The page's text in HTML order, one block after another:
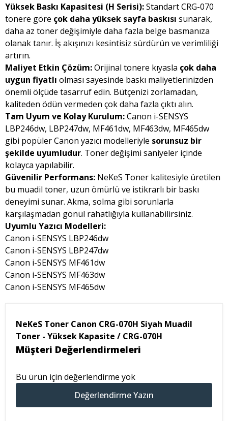
Yüksek Baskı Kapasitesi (H Serisi):Standart CRG-070
tonere göre çok daha yüksek sayfa baskısı sunarak,
daha az toner değişimiyle daha fazla belge basmanıza
olanak tanır. İş akışınızı kesintisiz sürdürün ve verimliliği
artırın.
Maliyet Etkin Çözüm:Orijinal tonere kıyasla çok daha
uygun fiyatlı olması sayesinde baskı maliyetlerinizden
önemli ölçüde tasarruf edin. Bütçenizi zorlamadan,
kaliteden ödün vermeden çok daha fazla çıktı alın.
Tam Uyum ve Kolay Kurulum:Canon i-SENSYS
LBP246dw, LBP247dw, MF461dw, MF463dw, MF465dw
gibi popüler Canon yazıcı modelleriyle sorunsuz bir
şekilde uyumludur. Toner değişimi saniyeler içinde
kolayca yapılabilir.
Güvenilir Performans: NeKeS Toner kalitesiyle üretilen
bu muadil toner, uzun ömürlü ve istikrarlı bir baskı
deneyimi sunar. Akma, solma gibi sorunlarla
karşılaşmadan gönül rahatlığıyla kullanabilirsiniz.
Uyumlu Yazıcı Modelleri:
Canon i-SENSYS LBP246dw
Canon i-SENSYS LBP247dw
Canon i-SENSYS MF461dw
Canon i-SENSYS MF463dw
Canon i-SENSYS MF465dw
NeKeS Toner Canon CRG-070H Siyah Muadil
Toner - Yüksek Kapasite / CRG-070H
Müşteri Değerlendirmeleri
Bu ürün için değerlendirme yok
Değerlendirme Yazın